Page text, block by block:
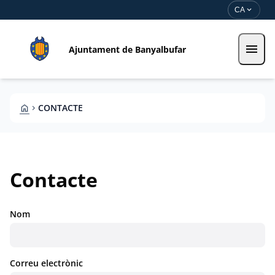
CA expand_more
Ajuntament de Banyalbufar menu
HOME CHEVRON_RIGHT CONTACTE
Contacte
Nom
Correu electrònic